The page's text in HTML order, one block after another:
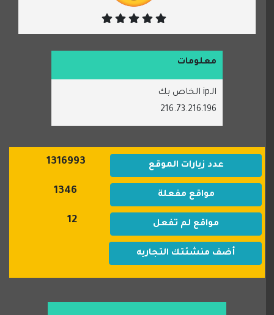
معلومات
الـip الخاص بك
216.73.216.196
عدد زيارات الموقع 1316993
مواقع مفعلة 1346
مواقع لم تفعل 12
أضف منشئتك التجاريه